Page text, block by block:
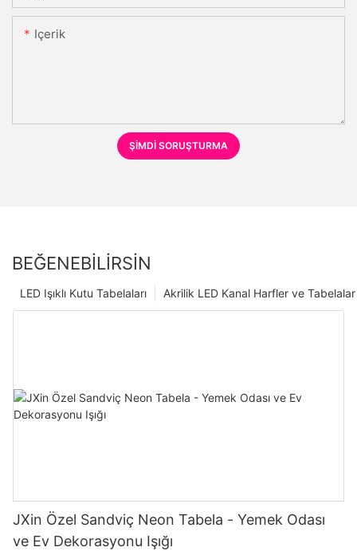
Içerik
ŞIMDI SORUŞTURMA
BEĞENEBILIRSIN
Akrilik LED Kanal Harfler ve Tabelalar
LED Işıklı Kutu Tabelaları
JXin Özel Sandviç Neon Tabela - Yemek Odası
ve Ev Dekorasyonu Işığı